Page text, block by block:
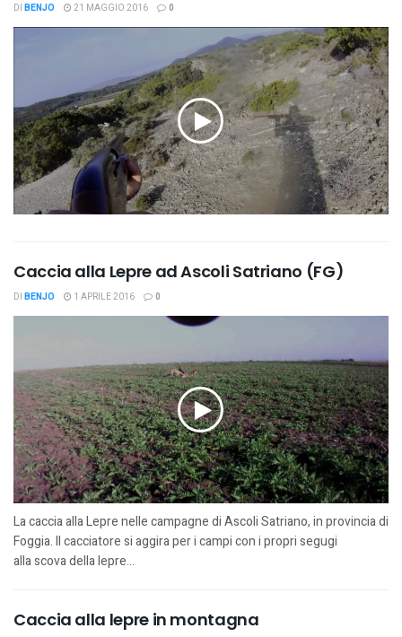
DI BENJO 21 MAGGIO 2016 0
Caccia alla Lepre ad Ascoli Satriano (FG)
DI BENJO 1 APRILE 2016 0
La caccia alla Lepre nelle campagne di Ascoli Satriano, in provincia di
Foggia. Il cacciatore si aggira per i campi con i propri segugi
alla scova della lepre...
Caccia alla lepre in montagna